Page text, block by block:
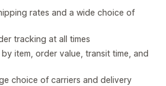
rates and a wide choice of
tracking at all times
item, order value, transit time, and
choice of carriers and delivery